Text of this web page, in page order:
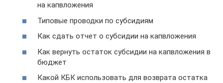
на капвложения
Типовые проводки по субсидиям
Как сдать отчет о субсидии на капвложения
Как вернуть остаток субсидии на капвложения в
бюджет
Какой КБК использовать для возврата остатка